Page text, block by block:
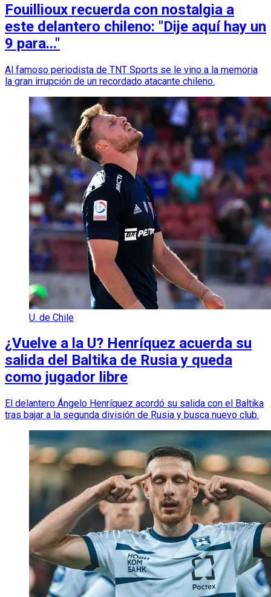
Fouillioux recuerda con nostalgia a
este delantero chileno: "Dije aquí hay un
9 para..."
Al famoso periodista de TNT Sports se le vino a la memoria
la gran irrupción de un recordado atacante chileno.
U. de Chile
¿Vuelve a la U? Henríquez acuerda su
salida del Baltika de Rusia y queda
como jugador libre
El delantero Ángelo Henríquez acordó su salida con el Baltika
tras bajar a la segunda división de Rusia y busca nuevo club.